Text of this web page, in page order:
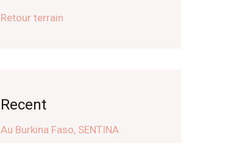
Retour terrain
Recent
Au Burkina Faso, SENTINA